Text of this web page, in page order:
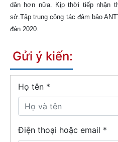
dân hơn nữa. Kịp thời tiếp nhận
sở.Tập trung công tác đảm bảo
đán 2020.
Gửi ý kiến:
Họ tên *
Điện thoại hoặc email *